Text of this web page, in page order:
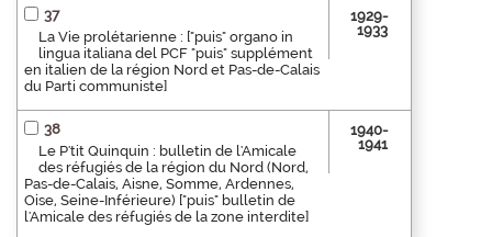
37
La Vie prolétarienne : ["puis" organo in
lingua italiana del PCF "puis" supplément
en italien de la région Nord et Pas-de-Calais
du Parti communiste]
1929-
1933
38
Le P'tit Quinquin : bulletin de l'Amicale
des réfugiés de la région du Nord (Nord,
Pas-de-Calais, Aisne, Somme, Ardennes,
Oise, Seine-Inférieure) ["puis" bulletin de
l'Amicale des réfugiés de la zone interdite]
1940-
1941